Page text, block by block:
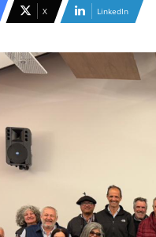
email
X LinkedIn